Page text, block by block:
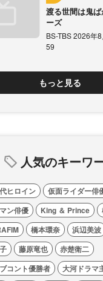
渡る世間は鬼
ーズ
BS-TBS 2026年
59
もっと見る
人気のキーワ
ヒロイン
仮面ライダー俳
ン俳優
King ＆ Prince
橋本環奈
浜辺美波
藤原竜也
赤楚衛二
コント優勝者
大河ドラマ